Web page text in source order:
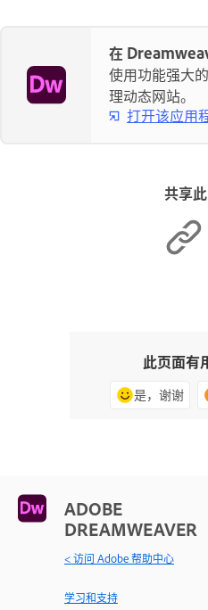
在
使用功能强大
理动态网站。
打开该应用
共享
此页面有
是，谢谢
ADOBE
DREAMWEAVER
< 访问 Adobe 帮助中心
学习和支持